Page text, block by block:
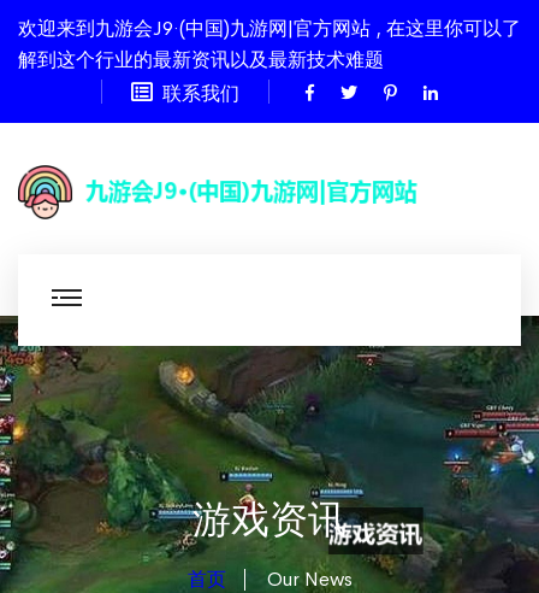
欢迎来到九游会J9·(中国)九游网|官方网站 , 在这里你可以了
解到这个行业的最新资讯以及最新技术难题
联系我们
游戏资讯
首页 Our News